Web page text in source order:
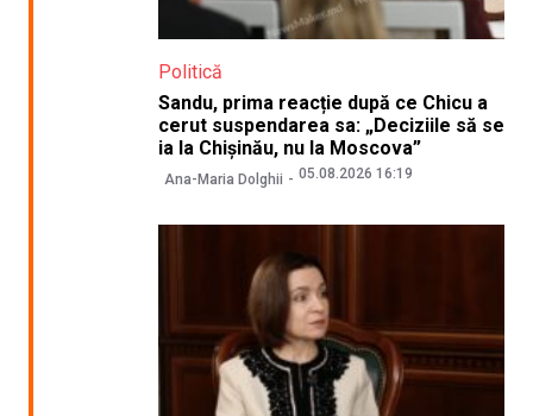
Politică
Sandu, prima reacție după ce Chicu a
cerut suspendarea sa: „Deciziile să se
ia la Chișinău, nu la Moscova”
Ana-Maria Dolghii 05.08.2026 16:19